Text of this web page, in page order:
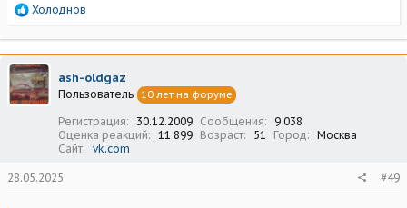
Р
а
к
ц
и
и
Холоднов
ash-oldgaz
Пользователь 10 лет на форуме
Регистрация 30.12.2009 Сообщения
9 038
Оценка реакций
11 899 Возраст 51 Город
Москва
Сайт
vk.com
28.05.2025 #49